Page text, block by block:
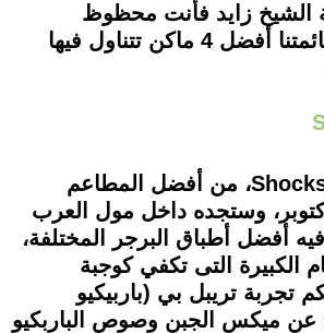
الشيخ زايد فأنت محظوظ
سنرشح لك من قائمتنا أفضل 4 ماكن تتناول فيها
مطعم Shocks Burgers، من أفضل المطاعم
وستجده داخل مول العرب
أفضل أطباق البرجر المختلفة،
الكبيرة التى تكفي كوجبة
تجربة تريبل بي (باربيكيو
عن ميكس الجبن وصوص الباربكيو